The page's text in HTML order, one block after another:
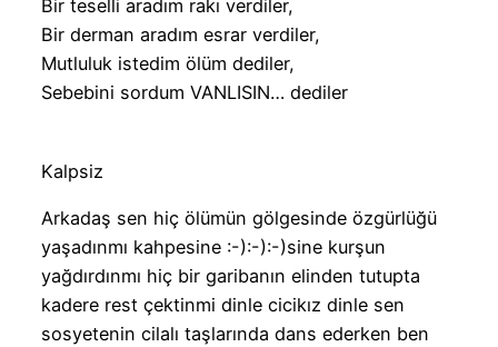
Bir teselli aradım rakı verdiler,
Bir derman aradım esrar verdiler,
Mutluluk istedim ölüm dediler,
Sebebini sordum VANLISIN… dediler
Kalpsiz
Arkadaş sen hiç ölümün gölgesinde özgürlüğü
yaşadınmı kahpesine :-):-):-)sine kurşun
yağdırdınmı hiç bir garibanın elinden tutupta
kadere rest çektinmi dinle cicikız dinle sen
sosyetenin cilalı taşlarında dans ederken ben